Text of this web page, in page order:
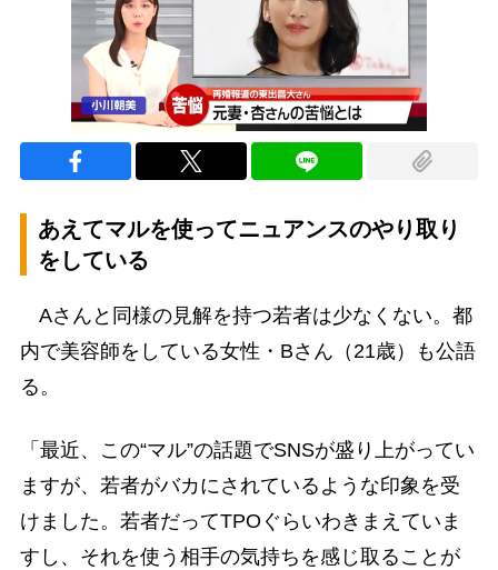
あえてマルを使ってニュアンスのやり取り
をしている
Aさんと同様の見解を持つ若者は少なくない。都
内で美容師をしている女性・Bさん（21歳）も公語
る。
「最近、この“マル”の話題でSNSが盛り上がってい
ますが、若者がバカにされているような印象を受
けました。若者だってTPOぐらいわきまえていま
すし、それを使う相手の気持ちを感じ取ることが